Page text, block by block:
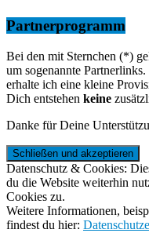
Partnerprogramm
Bei den mit Sternchen (*)
um sogenannte
erhalte ich eine kleine
Dich entstehen keine
Danke für Deine
Datenschutz & Cookies:
du die Website weiterhin
Cookies zu.
Weitere Informationen,
findest du hier: